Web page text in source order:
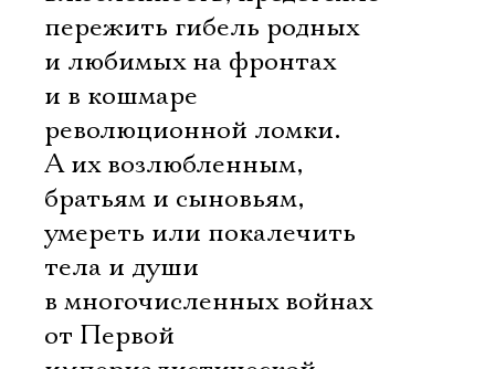
пережить гибель родных
и любимых на фронтах
и в кошмаре
революционной ломки.
А их возлюбленным,
братьям и сыновьям, 
умереть или покалечить
тела и души
в многочисленных войнах
от Первой
Имя